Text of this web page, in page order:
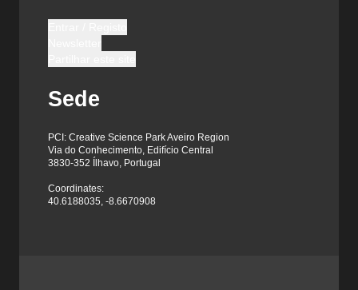
Sede
PCI: Creative Science Park Aveiro Region
Via do Conhecimento, Edifício Central
3830-352 Ílhavo, Portugal
Coordinates:
40.6188035, -8.6670908